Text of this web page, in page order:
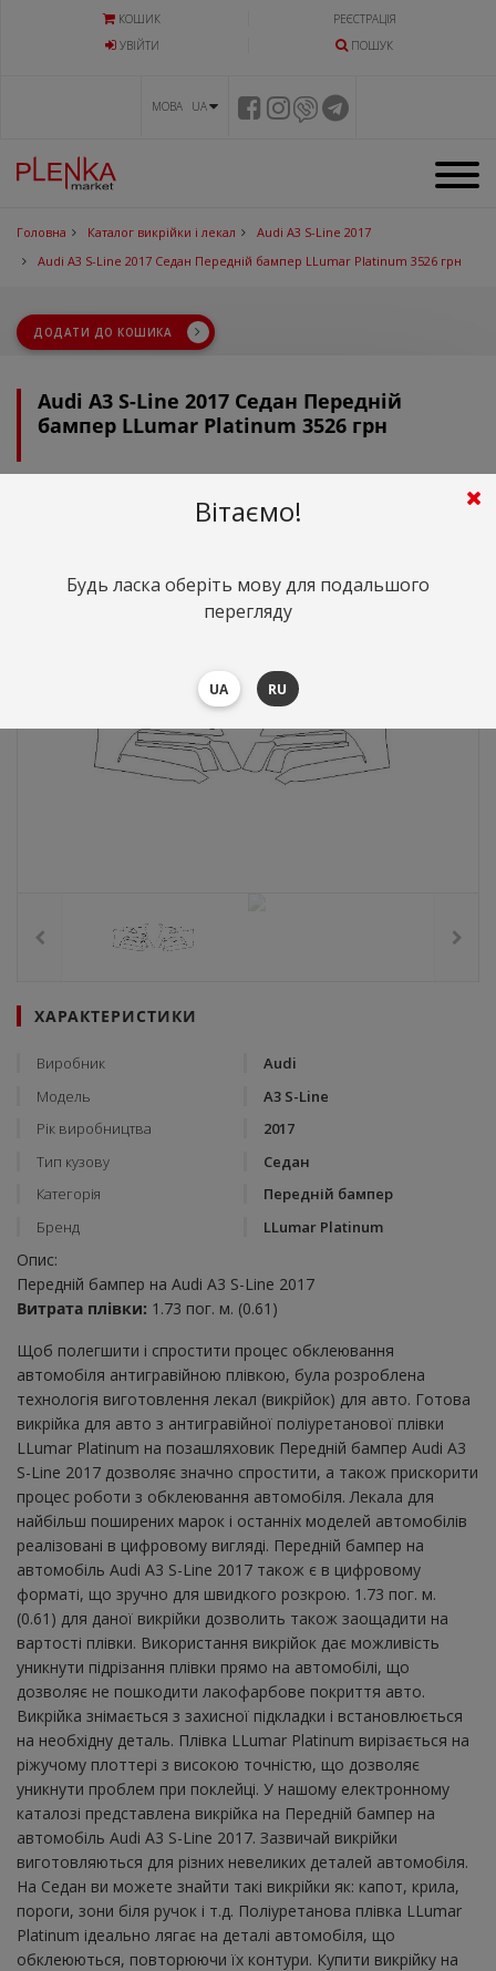
КОШИК
РЕЄСТРАЦІЯ
УВIЙТИ
ПОШУК
МОВА UA
Головна Каталог викрійки і лекал
Audi A3 S-Line 2017
Audi A3 S-Line 2017 Седан Передній бампер LLumar Platinum 3526 грн
ДОДАТИ ДО КОШИКА
Audi A3 S-Line 2017 Седан Передній
бампер LLumar Platinum 3526 грн
грн. ($76.83)
ХАРАКТЕРИСТИКИ
Виробник
Audi
Модель
A3 S-Line
Рік виробництва
2017
Тип кузову
Седан
Категорія
Передній бампер
Бренд
LLumar Platinum
Опис:
Передній бампер на Audi A3 S-Line 2017
Витрата плівки: 1.73 пог. м. (0.61)
Щоб полегшити і спростити процес обклеювання
автомобіля антигравійною плівкою, була розроблена
технологія виготовлення лекал (викрійок) для авто. Готова
викрійка для авто з антигравійної поліуретанової плівки
LLumar Platinum на позашляховик Передній бампер Audi A3
S-Line 2017 дозволяє значно спростити, а також прискорити
процес роботи з обклеювання автомобіля. Лекала для
найбільш поширених марок і останніх моделей автомобілів
реалізовані в цифровому вигляді. Передній бампер на
автомобіль Audi A3 S-Line 2017 також є в цифровому
форматі, що зручно для швидкого розкрою. 1.73 пог. м.
(0.61) для даної викрійки дозволить також заощадити на
вартості плівки. Використання викрійок дає можливість
уникнути підрізання плівки прямо на автомобілі, що
дозволяє не пошкодити лакофарбове покриття авто.
Викрійка знімається з захисної підкладки і встановлюється
на необхідну деталь. Плівка LLumar Platinum вирізається на
ріжучому плоттері з високою точністю, що дозволяє
уникнути проблем при поклейці. У нашому електронному
каталозі представлена ​​викрійка на Передній бампер на
автомобіль Audi A3 S-Line 2017. Зазвичай викрійки
виготовляються для різних невеликих деталей автомобіля.
На Седан ви можете знайти такі викрійки як: капот, крила,
пороги, зони біля ручок і т.д. Поліуретанова плівка LLumar
Platinum ідеально лягає на деталі автомобіля, що
обклеюються, повторюючи їх контури. Купити викрійку на
Вітаємо!
Будь ласка оберіть мову для подальшого
перегляду
UA RU